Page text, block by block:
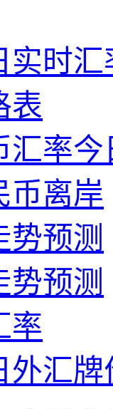
实时汇
表
汇率今
币离岸
势预测
势预测
率
外汇牌